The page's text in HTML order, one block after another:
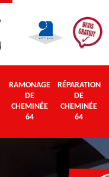
RAMONAGE
DE
CHEMINÉE
64
RÉPARATION
DE
CHEMINÉE
64